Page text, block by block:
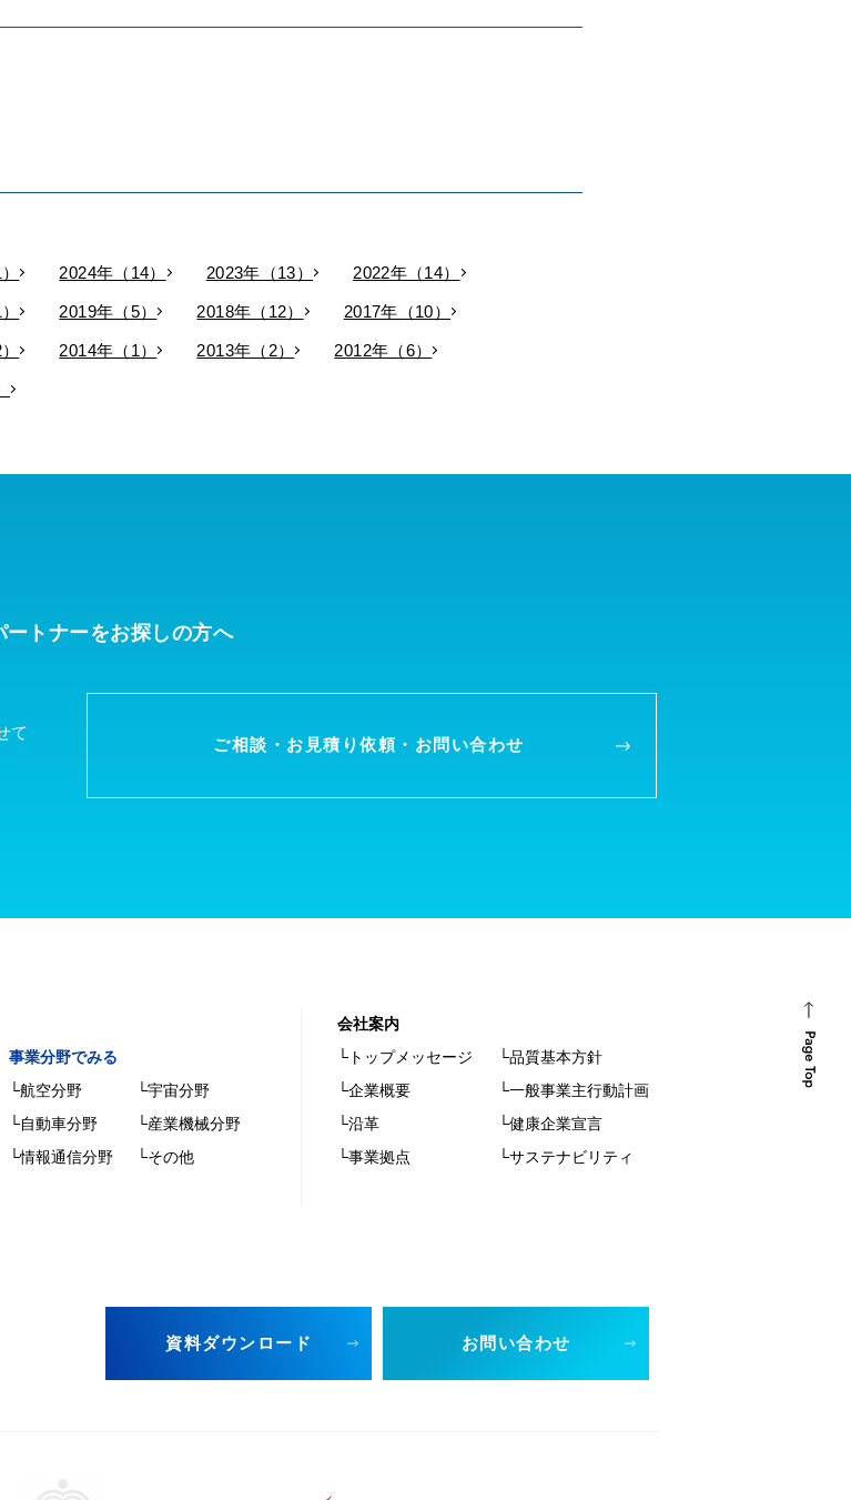
2024年（14） 2023年（13） 2022年（14）
2019年（5） 2018年（12） 2017年（10）
2014年（1） 2013年（2） 2012年（6）
ートナーをお探しの方へ
て
ご相談・お見積り依頼・ お問い合わせ
事業分野でみる
└航空分野
└宇宙分野
└自動車分野
└産業機械分野
└情報通信分野
└その他
会社案内
└トップメッセージ
└品質基本方針
└企業概要
└一般事業主行動計画
└沿革
└健康企業宣言
└事業拠点
└サステナビリティ
資料ダウンロード お問い合わせ